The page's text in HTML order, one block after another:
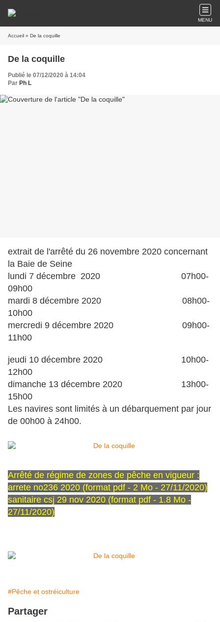
MENU
Accueil » De la coquille
De la coquille
Publié le 07/12/2020 à 14:04
Par Ph L
extrait de l'arrêté du 26 novembre 2020 concernant
la Baie de Seine
lundi 7 décembre 2020 07h00-
09h00
mardi 8 décembre 2020 08h00-
10h00
mercredi 9 décembre 2020 09h00-
11h00
jeudi 10 décembre 2020 10h00-
12h00
dimanche 13 décembre 2020 13h00-
15h00
Les navires sont limités à un débarquement par jour
de 00h00 à 24h00.
Arrêté de régime de zones de pêche en vigueur :
arrete no236 2020 (format pdf - 2 Mo - 27/11/2020)
sanitaire csj 29 nov 2020 (format pdf - 1.8 Mo -
27/11/2020)
#Pêche et ostréiculture
Partager